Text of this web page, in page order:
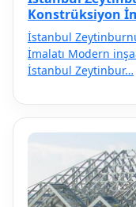
Konstrüksiyon
İstanbul
İmalatı Modern
İstanbul Zeytinbur…